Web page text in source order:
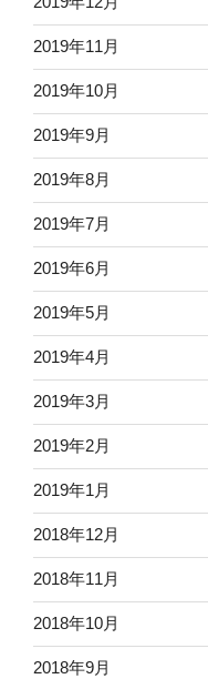
2019年11月
2019年10月
2019年9月
2019年8月
2019年7月
2019年6月
2019年5月
2019年4月
2019年3月
2019年2月
2019年1月
2018年12月
2018年11月
2018年10月
2018年9月